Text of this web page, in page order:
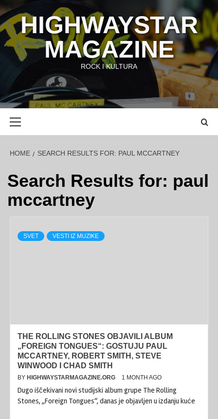
HIGHWAYSTAR
MAGAZINE
ROCK I KULTURA
HOME SEARCH RESULTS FOR: PAUL MCCARTNEY
Search Results for: paul
mccartney
SVET VESTI IZ MUZIKE
THE ROLLING STONES OBJAVILI ALBUM
„FOREIGN TONGUES“: GOSTUJU PAUL
MCCARTNEY, ROBERT SMITH, STEVE
WINWOOD I CHAD SMITH
BY HIGHWAYSTARMAGAZINE.ORG 1 MONTH AGO
Dugo iščekivani novi studijski album grupe The Rolling
Stones, „Foreign Tongues“, danas je objavljen u izdanju kuće